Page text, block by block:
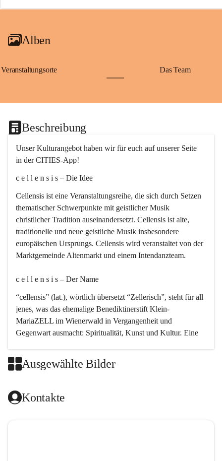
Alben
Veranstaltungsorte Das Team
Beschreibung
Unser Kulturangebot haben wir für euch auf unserer Seite
in der CITIES-App!
c e l l e n s i s – Die Idee
Cellensis ist eine Veranstaltungsreihe, die sich durch Setzen
thematischer Schwerpunkte mit geistlicher Musik
christlicher Tradition auseinandersetzt. Cellensis ist alte,
traditionelle und neue geistliche Musik insbesondere
europäischen Ursprungs. Cellensis wird veranstaltet von der
Marktgemeinde Altenmarkt und einem Intendanzteam.
c e l l e n s i s – Der Name
“cellensis” (lat.), wörtlich übersetzt “Zellerisch”, steht für all
jenes, was das ehemalige Benediktinerstift Klein-
MariaZELL im Wienerwald in Vergangenheit und
Gegenwart ausmacht: Spiritualität, Kunst und Kultur. Eine
Kirchenmusik, dem kunstvollen Lob Gottes.
Das kirchenmusikalische Festival Cellensis wird seit dem
Ausgewählte Bilder
Kontakte